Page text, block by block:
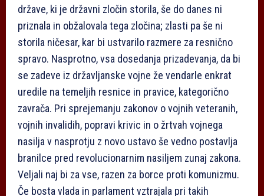
države, ki je državni zločin storila, še do danes ni
priznala in obžalovala tega zločina; zlasti pa še ni
storila ničesar, kar bi ustvarilo razmere za resnično
spravo. Nasprotno, vsa dosedanja prizadevanja, da bi
se zadeve iz državljanske vojne že vendarle enkrat
uredile na temeljih resnice in pravice, kategorično
zavrača. Pri sprejemanju zakonov o vojnih veteranih,
vojnih invalidih, popravi krivic in o žrtvah vojnega
nasilja v nasprotju z novo ustavo še vedno postavlja
branilce pred revolucionarnim nasiljem zunaj zakona.
Veljali naj bi za vse, razen za borce proti komunizmu.
Če bosta vlada in parlament vztrajala pri takih